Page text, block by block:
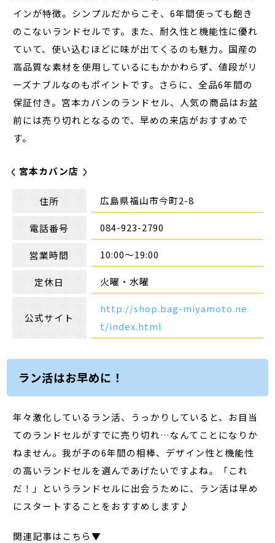
インが特徴。シンプルだからこそ、6年間使っても飽き
のこないランドセルです。また、耐久性と機能性に優れ
ていて、使い込むほどに味が出てくるのも魅力。国産の
高品質な素材を使用しているにもかかわらず、値段がリ
ーズナブルなのもポイントです。さらに、全品6年間の
保証付き。宮本カバンのランドセル、人気の商品はお盆
前には売り切れとなるので、早めの来店がおすすめで
す。
宮本カバン店
住所 広島県福山市今町2-8
電話番号 084-923-2790
営業時間 10:00～19:00
定休日 火曜・水曜
公式サイト
http://shop.bag-miyamoto.ne
t/index.html
ラン活はお早めに！
年々激化しているラン活、うっかりしていると、お目当
てのランドセルがすでに売り切れ…なんてことになりか
ねません。我が子の6年間の相棒、デザイン性と機能性
の高いランドセルを選んであげたいですよね。「これ
だ！」というランドセルに出会うために、ラン活は早め
にスタートすることをおすすめします♪
関連記事はこちら▼